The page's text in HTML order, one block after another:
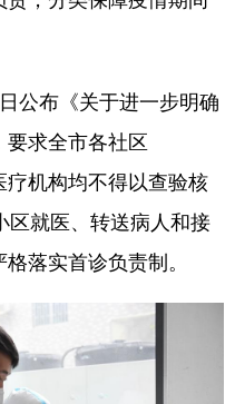
福建 江西
海南 重庆
云南 西藏
青海 宁夏
黑龙江
Français
布《关于进一步明确
求全市各社区
疗机构均不得以查验核
区就医、转送病人和接
落实首诊负责制。